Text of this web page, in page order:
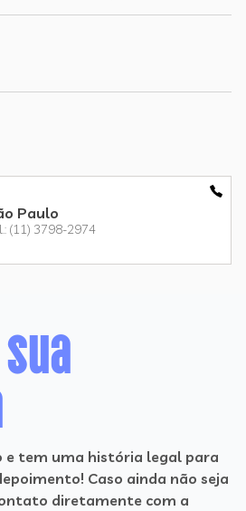
Paulo
(11) 3798-2974
e tem uma história legal para
Caso ainda não seja
diretamente com a